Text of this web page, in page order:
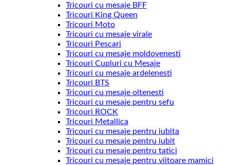
Tricouri cu mesaje BFF
Tricouri King Queen
Tricouri Moto
Tricouri cu mesaje virale
Tricouri Pescari
Tricouri cu mesaje moldovenesti
Tricouri Cupluri cu Mesaje
Tricouri cu mesaje ardelenesti
Tricouri BTS
Tricouri cu mesaje oltenesti
Tricouri cu mesaje pentru sefu
Tricouri ROCK
Tricouri Metallica
Tricouri cu mesaje pentru iubita
Tricouri cu mesaje pentru iubit
Tricouri cu mesaje pentru tatici
Tricouri cu mesaje pentru viitoare mamici